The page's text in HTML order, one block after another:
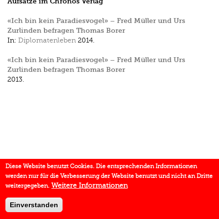
«Ich bin kein Paradiesvogel» – Fred Müller und Urs
Zurlinden befragen Thomas Borer
In: Diplomatenleben 2014.
«Ich bin kein Paradiesvogel» – Fred Müller und Urs
Zurlinden befragen Thomas Borer
2013.
Diese Website benutzt Cookies. Die entsprechenden Informationen
werden nur für die Verbesserung der Website benutzt und nicht an Dritte
weitergegeben. Weitere Informationen
Einverstanden